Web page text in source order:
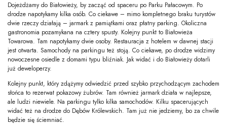
Dojeżdżamy do Białowieży, by zacząć od spaceru po Parku Pałacowym. Po
drodze napotykamy kilka osób. Co ciekawe – mimo kompletnego braku turystów
dwie rzeczy działają – jarmark z pamiątkami oraz płatny parking. Okoliczna
gastronomia pozamykana na cztery spusty. Kolejny punkt to Białowieża
Towarowa. Tam napotykamy dwie osoby. Restauracja z hotelem w dawnej stacji
jest otwarta. Samochody na parkingu też stoją. Co ciekawe, po drodze widzimy
nowoczesne osiedle z domami typu bliźniak. Jak widać i do Białowieży dotarli
już deweloperzy.
Kolejny punkt, który zdążymy odwiedzić przed szybko przychodzącym zachodem
słońca to rezerwat pokazowy żubrów. Tam również jarmark działa w najlepsze,
ale ludzi niewiele. Na parkingu tylko kilka samochodów. Kilku spacerujących
widać też na drodze do Dębów Królewskich. Tam już nie jedziemy, bo za chwile
będzie się ściemniać.